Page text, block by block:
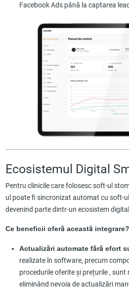
Facebook Ads până la captarea
Ecosistemul Digital
Pentru clinicile care folosesc soft-ul
ul poate fi sincronizat automat cu soft-
devenind parte dintr-un ecosistem
Ce beneficii oferă această integrare?
Actualizări automate fără efort
realizate în software, precum
procedurile oferite și prețurile ,
eliminând nevoia de actualizări